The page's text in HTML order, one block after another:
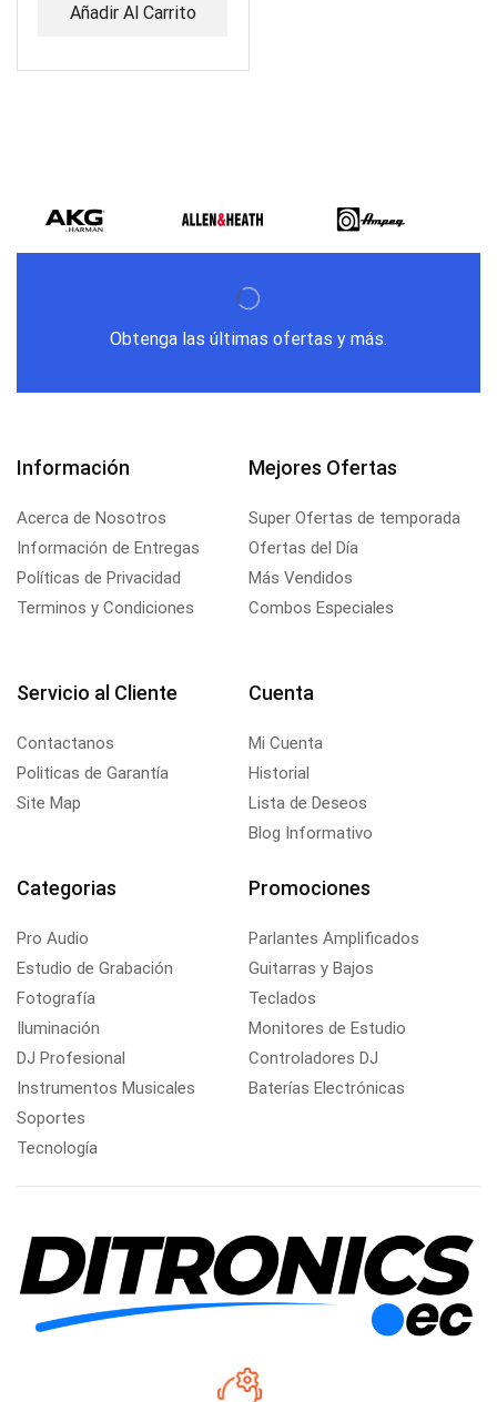
Añadir Al Carrito
Obtenga las últimas ofertas y más.
Información
Acerca de Nosotros
Información de Entregas
Políticas de Privacidad
Terminos y Condiciones
Mejores Ofertas
Super Ofertas de temporada
Ofertas del Día
Más Vendidos
Combos Especiales
Servicio al Cliente
Contactanos
Politicas de Garantía
Site Map
Cuenta
Mi Cuenta
Historial
Lista de Deseos
Blog Informativo
Categorias
Pro Audio
Estudio de Grabación
Fotografía
Iluminación
DJ Profesional
Instrumentos Musicales
Soportes
Tecnología
Promociones
Parlantes Amplificados
Guitarras y Bajos
Teclados
Monitores de Estudio
Controladores DJ
Baterías Electrónicas